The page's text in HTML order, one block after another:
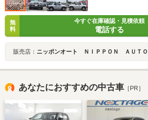
無
料
今すぐ在庫確認・見積依頼
電話する
販売店： ニッポンオート ＮＩＰＰＯＮ ＡＵＴＯ
あなたにおすすめの中古車 ［PR］